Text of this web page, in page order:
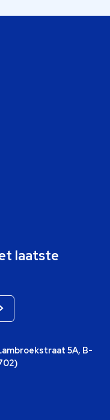
laatste
5A, B-